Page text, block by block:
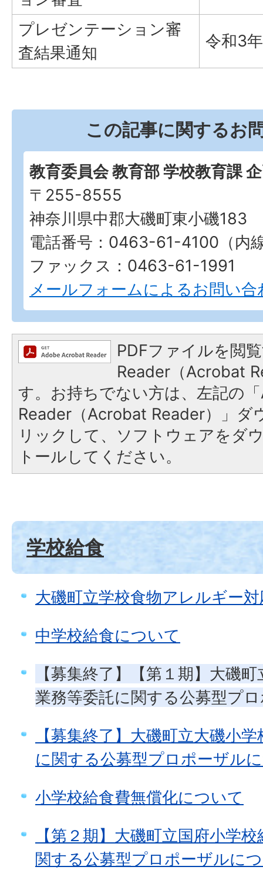
プレゼンテーション審
査結果通知
令和3
この記事に関するお
教育委員会 教育部 学校教育課
〒255-8555
神奈川県中郡大磯町東小磯183
電話番号：0463-61-4100（内
ファックス：0463-61-1991
メールフォームによるお問い合
PDFファイルを閲
Reader（Acrobat
す。お持ちでない方は、左記の
Reader（Acrobat Reader）」ダ
リックして、ソフトウェアをダ
トールしてください。
学校給食
大磯町立学校食物アレルギー
中学校給食について
【募集終了】【第１期】大磯
業務等委託に関する公募型プ
【募集終了】大磯町立大磯小
に関する公募型プロポーザル
小学校給食費無償化について
【第２期】大磯町立国府小学
関する公募型プロポーザルに